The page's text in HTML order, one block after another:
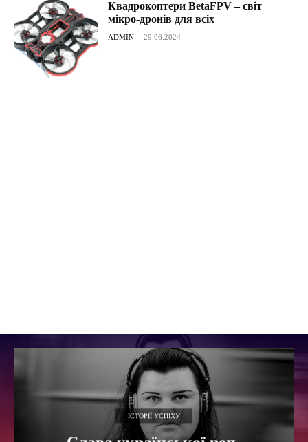
Квадрокоптери BetaFPV – світ
мікро-дронів для всіх
ADMIN - 29.06.2024